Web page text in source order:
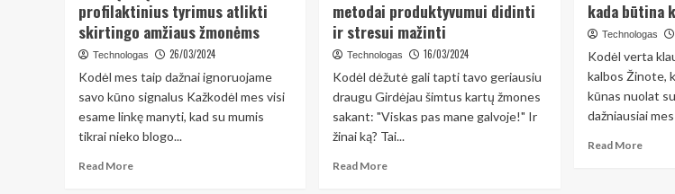
profilaktinius tyrimus atlikti
skirtingo amžiaus žmonėms
Technologas 26/03/2024
Kodėl mes taip dažnai ignoruojame
savo kūno signalus Kažkodėl mes visi
esame linkę manyti, kad su mumis
tikrai nieko blogo...
Read MoreRead
metodai produktyvumui didinti
ir stresui mažinti
Technologas 16/03/2024
Kodėl dėžutė gali tapti tavo geriausiu
draugu Girdėjau šimtus kartų žmones
sakant: "Viskas pas mane galvoje!" Ir
žinai ką? Tai...
Read MoreRead
kada būtina
Technologas
Kodėl verta
kalbos Žinote,
kūnas nuolat
dažniausiai
Read MoreRead